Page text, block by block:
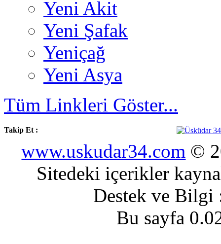
Yeni Akit
Yeni Şafak
Yeniçağ
Yeni Asya
Tüm Linkleri Göster...
Takip Et :
www.uskudar34.com ©
Sitedeki içerikler
Destek ve
Bu sayfa